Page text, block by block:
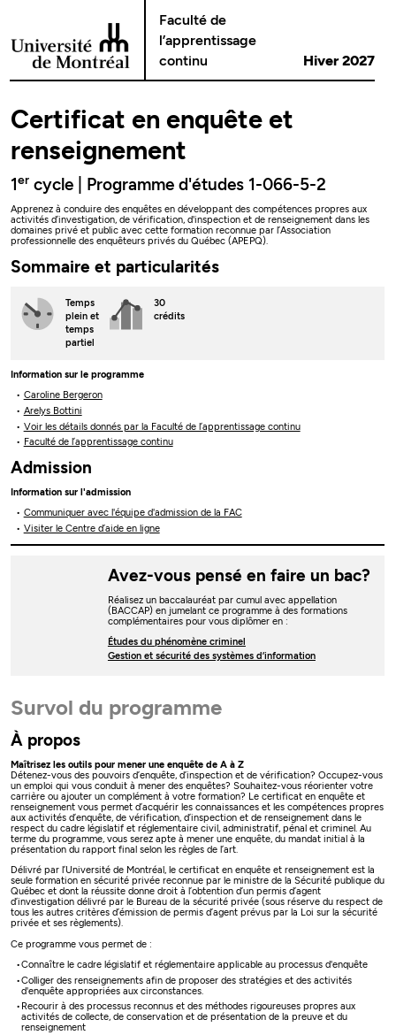
Faculté de
l’apprentissage
continu
Hiver 2027
Certificat en enquête et
renseignement
1er cycle | Programme d'études 1-066-5-2
Apprenez à conduire des enquêtes en développant des compétences propres aux
activités d’investigation, de vérification, d'inspection et de renseignement dans les
domaines privé et public avec cette formation reconnue par l’Association
professionnelle des enquêteurs privés du Québec (APEPQ).
Sommaire et particularités
Temps
plein et
temps
partiel
30
crédits
Information sur le programme
Caroline Bergeron
Arelys Bottini
Voir les détails donnés par la Faculté de l’apprentissage continu
Faculté de l’apprentissage continu
Admission
Information sur l'admission
Communiquer avec l'équipe d'admission de la FAC
Visiter le Centre d’aide en ligne
Avez-vous pensé en faire un bac?
Réalisez un baccalauréat par cumul avec appellation
(BACCAP) en jumelant ce programme à des formations
complémentaires pour vous diplômer en :
Études du phénomène criminel
Gestion et sécurité des systèmes d’information
Survol du programme
À propos
Maîtrisez les outils pour mener une enquête de A à Z
Détenez-vous des pouvoirs d’enquête, d’inspection et de vérification? Occupez-vous
un emploi qui vous conduit à mener des enquêtes? Souhaitez-vous réorienter votre
carrière ou ajouter un complément à votre formation? Le certificat en enquête et
renseignement vous permet d’acquérir les connaissances et les compétences propres
aux activités d’enquête, de vérification, d’inspection et de renseignement dans le
respect du cadre législatif et réglementaire civil, administratif, pénal et criminel. Au
terme du programme, vous serez apte à mener une enquête, du mandat initial à la
présentation du rapport final selon les règles de l’art.
Délivré par l’Université de Montréal, le certificat en enquête et renseignement est la
seule formation en sécurité privée reconnue par le ministre de la Sécurité publique du
Québec et dont la réussite donne droit à l’obtention d’un permis d’agent
d’investigation délivré par le Bureau de la sécurité privée (sous réserve du respect de
tous les autres critères d’émission de permis d’agent prévus par la Loi sur la sécurité
privée et ses règlements).
Ce programme vous permet de :
Connaître le cadre législatif et réglementaire applicable au processus d'enquête
Colliger des renseignements afin de proposer des stratégies et des activités
d'enquête appropriées aux circonstances.
Recourir à des processus reconnus et des méthodes rigoureuses propres aux
activités de collecte, de conservation et de présentation de la preuve et du
renseignement